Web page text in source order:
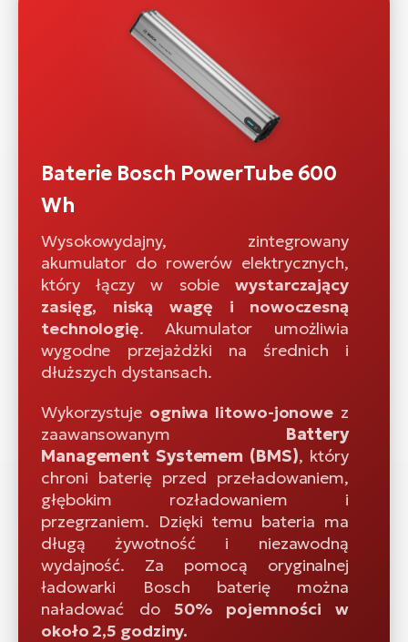
Baterie Bosch PowerTube 600
Wh
Wysokowydajny, zintegrowany
akumulator do rowerów elektrycznych,
który łączy w sobiewystarczający
zasięg, niską wagę i nowoczesną
technologię. Akumulator umożliwia
wygodne przejażdżki na średnich i
dłuższych dystansach.
Wykorzystuje ogniwa litowo-jonowe z
zaawansowanym Battery
Management Systemem (BMS), który
chroni baterię przed przeładowaniem,
głębokim rozładowaniem i
przegrzaniem. Dzięki temu bateria ma
długą żywotność i niezawodną
wydajność. Za pomocą oryginalnej
ładowarki Bosch baterię można
naładować do50% pojemności w
około 2,5 godziny.